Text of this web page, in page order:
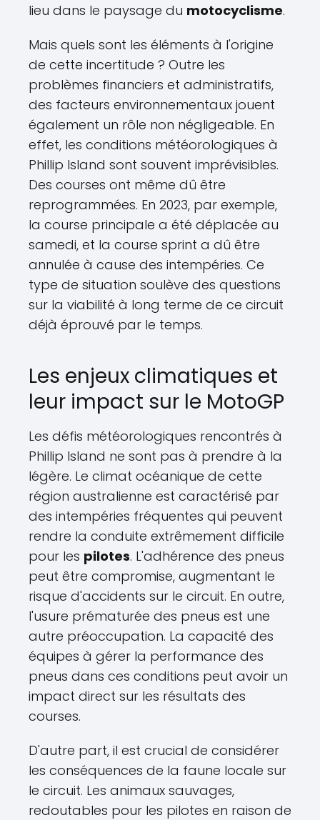
lieu dans le paysage du motocyclisme.
Mais quels sont les éléments à l'origine
de cette incertitude ? Outre les
problèmes financiers et administratifs,
des facteurs environnementaux jouent
également un rôle non négligeable. En
effet, les conditions météorologiques à
Phillip Island sont souvent imprévisibles.
Des courses ont même dû être
reprogrammées. En 2023, par exemple,
la course principale a été déplacée au
samedi, et la course sprint a dû être
annulée à cause des intempéries. Ce
type de situation soulève des questions
sur la viabilité à long terme de ce circuit
déjà éprouvé par le temps.
Les enjeux climatiques et
leur impact sur le MotoGP
Les défis météorologiques rencontrés à
Phillip Island ne sont pas à prendre à la
légère. Le climat océanique de cette
région australienne est caractérisé par
des intempéries fréquentes qui peuvent
rendre la conduite extrêmement difficile
pour les pilotes. L'adhérence des pneus
peut être compromise, augmentant le
risque d'accidents sur le circuit. En outre,
l'usure prématurée des pneus est une
autre préoccupation. La capacité des
équipes à gérer la performance des
pneus dans ces conditions peut avoir un
impact direct sur les résultats des
courses.
D'autre part, il est crucial de considérer
les conséquences de la faune locale sur
le circuit. Les animaux sauvages,
redoutables pour les pilotes en raison de